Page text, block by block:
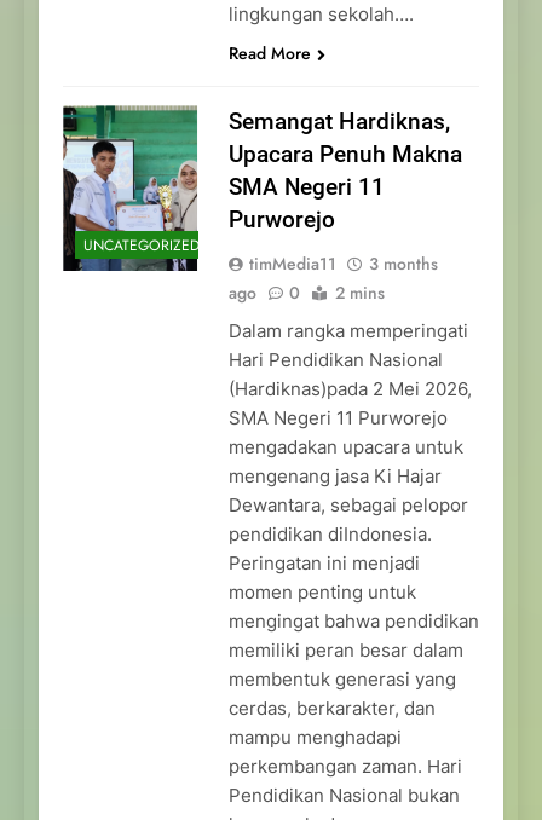
lingkungan sekolah….
Read More
UNCATEGORIZED
Semangat Hardiknas,
Upacara Penuh Makna
SMA Negeri 11
Purworejo
timMedia11
3 months
ago
0 2 mins
Dalam rangka memperingati
Hari Pendidikan Nasional
(Hardiknas)pada 2 Mei 2026,
SMA Negeri 11 Purworejo
mengadakan upacara untuk
mengenang jasa Ki Hajar
Dewantara, sebagai pelopor
pendidikan diIndonesia.
Peringatan ini menjadi
momen penting untuk
mengingat bahwa pendidikan
memiliki peran besar dalam
membentuk generasi yang
cerdas, berkarakter, dan
mampu menghadapi
perkembangan zaman. Hari
Pendidikan Nasional bukan